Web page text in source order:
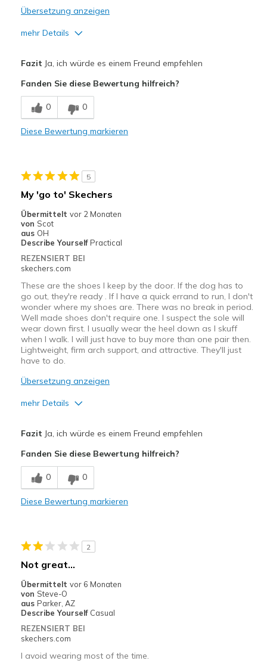
Übersetzung anzeigen
mehr Details
Breathe Well
Comfortable
Casual Wear
Width
Feels true to width
Sizing
View On Shoes
Shoes are for Wearing
Fazit Ja, ich würde es einem Freund empfehlen
Fanden Sie diese Bewertung hilfreich?
0 0
Diese Bewertung markieren
5
My 'go to' Skechers
Übermittelt vor 2 Monaten
von Scot
aus OH
Describe Yourself Practical
REZENSIERT BEI
skechers.com
These are the shoes I keep by the door. If the dog has to
go out, they're ready . If I have a quick errand to run, I don't
wonder where my shoes are. There was no break in period.
Well made shoes don't require one. I suspect the sole will
wear down first. I usually wear the heel down as I skuff
when I walk. I will just have to buy more than one pair then.
Lightweight, firm arch support, and attractive. They'll just
have to do.
Übersetzung anzeigen
mehr Details
Breathe Well
Comfortable
Casual Wear
Special Occasions
Fazit Ja, ich würde es einem Freund empfehlen
Fanden Sie diese Bewertung hilfreich?
0 0
Diese Bewertung markieren
2
Not great…
Übermittelt vor 6 Monaten
von Steve-O
aus Parker, AZ
Describe Yourself Casual
REZENSIERT BEI
skechers.com
I avoid wearing most of the time.